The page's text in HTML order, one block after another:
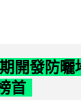
開發防曬
首